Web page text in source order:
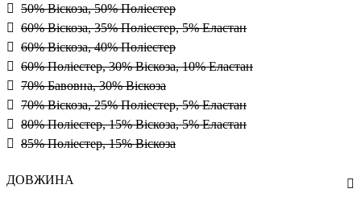
50% Віскоза, 50% Поліестер
60% Віскоза, 35% Поліестер, 5% Еластан
60% Віскоза, 40% Поліестер
60% Поліестер, 30% Віскоза, 10% Еластан
70% Бавовна, 30% Віскоза
70% Віскоза, 25% Поліестер, 5% Еластан
80% Поліестер, 15% Віскоза, 5% Еластан
85% Поліестер, 15% Віскоза
ДОВЖИНА